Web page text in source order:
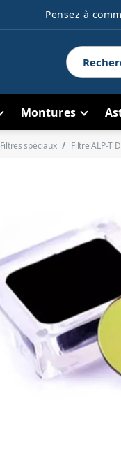
Pensez à
Montures
Filtres spéciaux Filtre ALP-T